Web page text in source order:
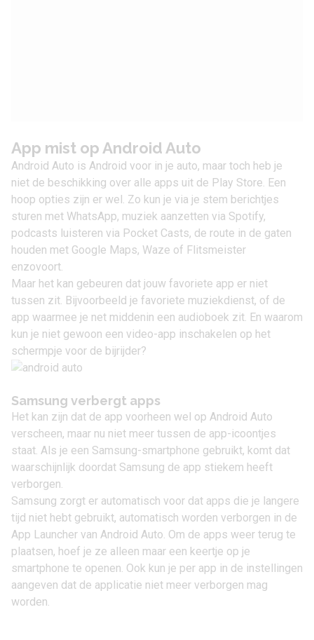
App mist op Android Auto
Android Auto is Android voor in je auto, maar toch heb je
niet de beschikking over alle apps uit de Play Store. Een
hoop opties zijn er wel. Zo kun je via je stem berichtjes
sturen met WhatsApp, muziek aanzetten via Spotify,
podcasts luisteren via Pocket Casts, de route in de gaten
houden met Google Maps, Waze of Flitsmeister
enzovoort.
Maar het kan gebeuren dat jouw favoriete app er niet
tussen zit. Bijvoorbeeld je favoriete muziekdienst, of de
app waarmee je net middenin een audioboek zit. En waarom
kun je niet gewoon een video-app inschakelen op het
schermpje voor de bijrijder?
Samsung verbergt apps
Het kan zijn dat de app voorheen wel op Android Auto
verscheen, maar nu niet meer tussen de app-icoontjes
staat. Als je een Samsung-smartphone gebruikt, komt dat
waarschijnlijk doordat Samsung de app stiekem heeft
verborgen.
Samsung zorgt er automatisch voor dat apps die je langere
tijd niet hebt gebruikt, automatisch worden verborgen in de
App Launcher van Android Auto. Om de apps weer terug te
plaatsen, hoef je ze alleen maar een keertje op je
smartphone te openen. Ook kun je per app in de instellingen
aangeven dat de applicatie niet meer verborgen mag
worden.